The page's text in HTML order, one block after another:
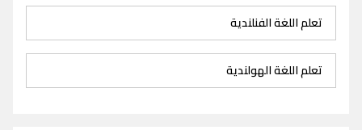
تعلم اللغة الفنلندية
تعلم اللغة الهولندية